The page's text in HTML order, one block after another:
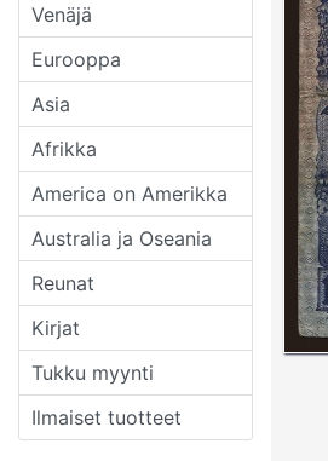
Venäjä
Eurooppa
Asia
Afrikka
America on Amerikka
Australia ja Oseania
Reunat
Kirjat
Tukku myynti
Ilmaiset tuotteet